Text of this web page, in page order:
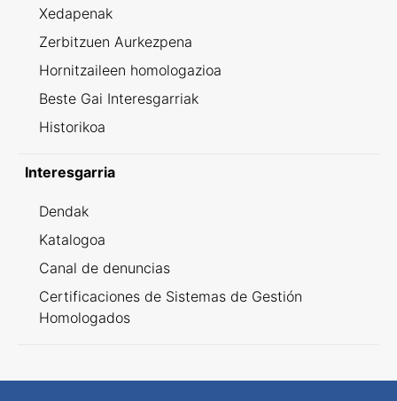
Xedapenak
Zerbitzuen Aurkezpena
Hornitzaileen homologazioa
Beste Gai Interesgarriak
Historikoa
Interesgarria
Dendak
Katalogoa
Canal de denuncias
Certificaciones de Sistemas de Gestión
Homologados